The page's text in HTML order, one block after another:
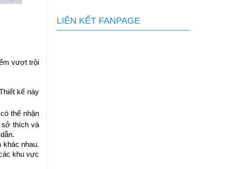
LIÊN KẾT FANPAGE
vượt trội
kế này
thể nhận
sở thích và
khác nhau.
khu vực